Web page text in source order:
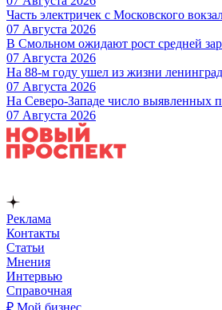
Часть электричек с Московского
07 Августа 2026
В Смольном ожидают рост средней
07 Августа 2026
На 88-м году ушел из жизни
07 Августа 2026
На Северо-Западе число выявленных
07 Августа 2026
Реклама
Контакты
Статьи
Мнения
Интервью
Справочная
₽ Мой бизнес